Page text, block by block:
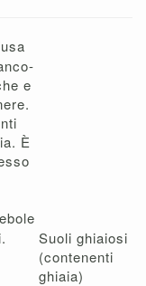
e
È
Suoli ghiaiosi
(contenenti
ghiaia)